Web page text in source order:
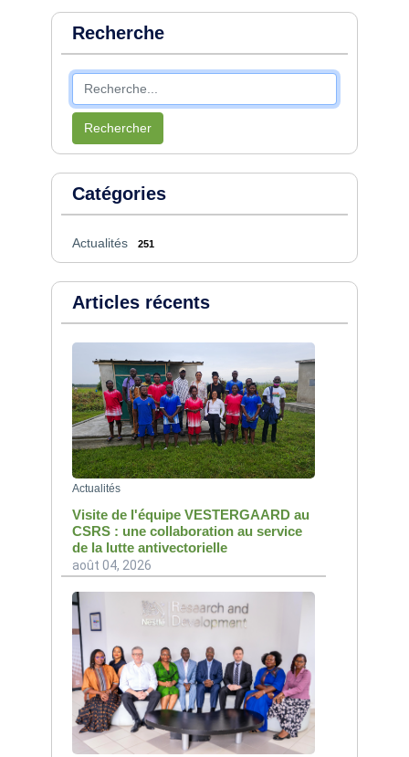
Recherche
Rechercher
Catégories
Actualités 251
Articles récents
Actualités
Visite de l'équipe VESTERGAARD au
CSRS : une collaboration au service
de la lutte antivectorielle
août 04, 2026